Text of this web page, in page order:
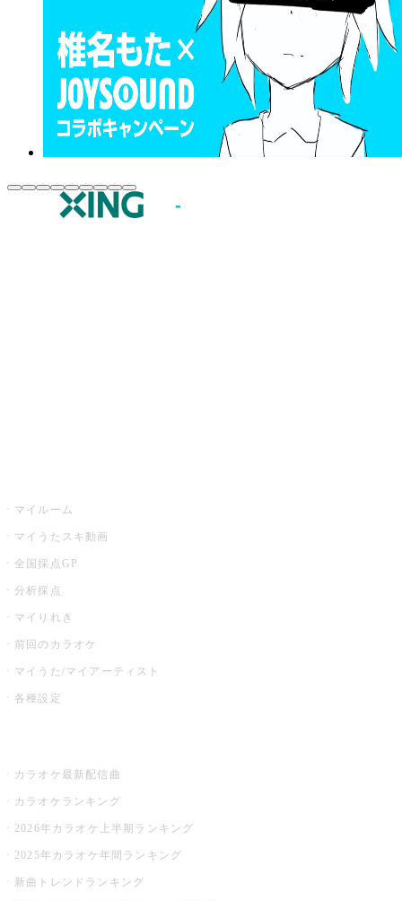
マイルーム
マイうたスキ動画
全国採点GP
分析採点
マイりれき
前回のカラオケ
マイうた/マイアーティスト
各種設定
カラオケ最新配信曲
カラオケランキング
2026年カラオケ上半期ランキング
2025年カラオケ年間ランキング
新曲トレンドランキング